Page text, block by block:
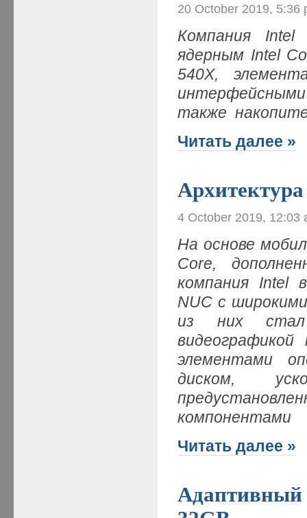
20 October 2019, 5:36
Компания
ядерным Intel
540X,
также
Читать далее »
4 October 2019, 12:03
На основе
Core,
компания Intel
NUC с
из них стал
элементами
диском,
компонентами
Читать далее »
Адаптивный